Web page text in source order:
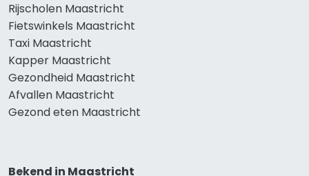
Rijscholen Maastricht
Fietswinkels Maastricht
Taxi Maastricht
Kapper Maastricht
Gezondheid Maastricht
Afvallen Maastricht
Gezond eten Maastricht
Bekend in Maastricht